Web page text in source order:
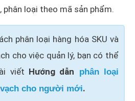
phân loại theo mã sản phẩm.
phân loại hàng hóa SKU và
cho việc quản lý, bạn có thể
viết Hướng dẫn phân loại
cho người mới.